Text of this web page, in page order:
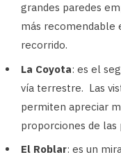
grandes paredes
más recomendable
recorrido.
La Coyota: es el
vía terrestre. Las
permiten apreciar
proporciones de las
El Roblar: es un